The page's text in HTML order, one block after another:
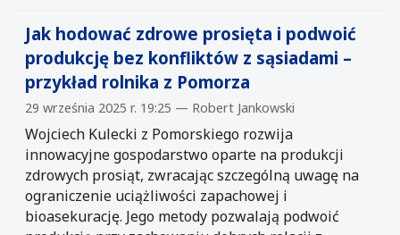
Jak hodować zdrowe prosięta i podwoić
produkcję bez konfliktów z sąsiadami –
przykład rolnika z Pomorza
29 września 2025 r. 19:25 — Robert Jankowski
Wojciech Kulecki z Pomorskiego rozwija
innowacyjne gospodarstwo oparte na produkcji
zdrowych prosiąt, zwracając szczególną uwagę na
ograniczenie uciążliwości zapachowej i
bioasekurację. Jego metody pozwalają podwoić